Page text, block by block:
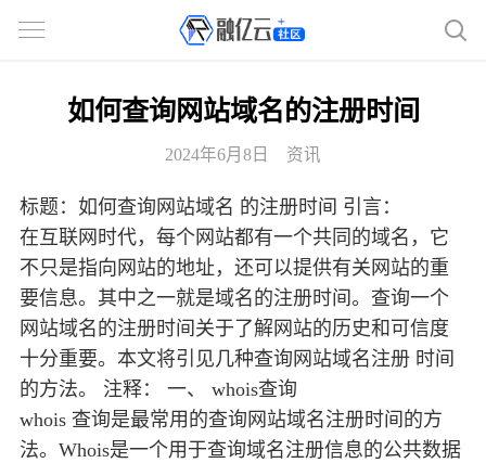
如何查询网站域名的注册时间
2024年6月8日 资讯
标题：如何查询网站域名 的注册时间 引言：
在互联网时代，每个网站都有一个共同的域名，它
不只是指向网站的地址，还可以提供有关网站的重
要信息。其中之一就是域名的注册时间。查询一个
网站域名的注册时间关于了解网站的历史和可信度
十分重要。本文将引见几种查询网站域名注册 时间
的方法。 注释： 一、 whois查询
whois 查询是最常用的查询网站域名注册时间的方
法。Whois是一个用于查询域名注册信息的公共数据